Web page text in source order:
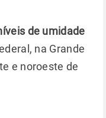
de umidade
na Grande
e noroeste de